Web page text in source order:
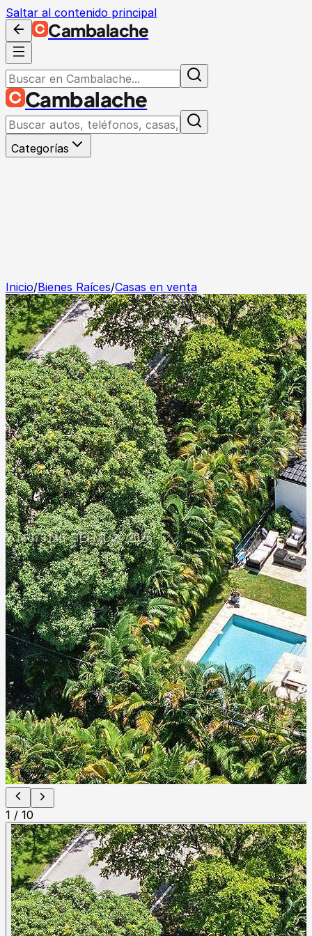
Saltar al contenido principal
Cambalache
Cambalache
Categorías
Inicio/Bienes Raíces/Casas en venta
1 / 10